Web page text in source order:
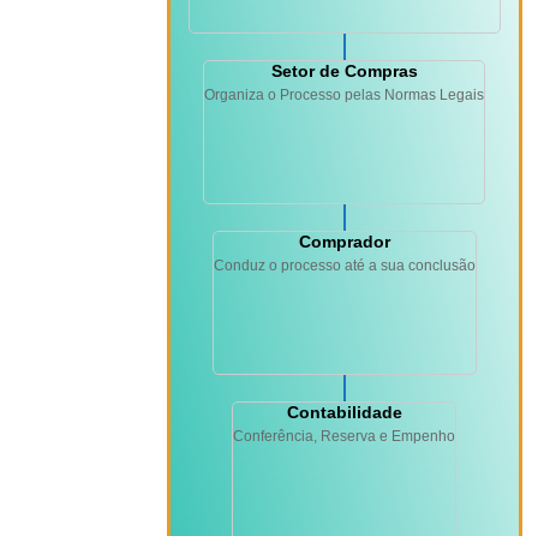
Setor de Compras
Organiza o Processo pelas Normas Legais
Comprador
Conduz o processo até a sua conclusão
Contabilidade
Conferência, Reserva e Empenho